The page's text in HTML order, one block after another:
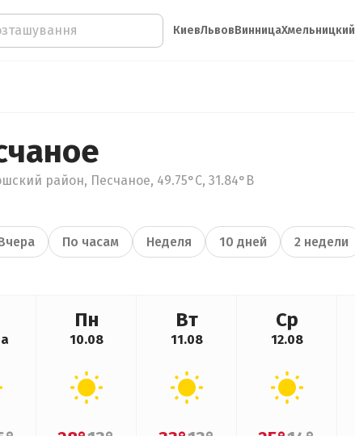
КиевЛьвовВинницаХмельницкий
район, Песчаное, 49.75°С, 31.84°В
По часам Неделя 10 дней 2 недели
Пн
10.08
Вт
11.08
Ср
12.08